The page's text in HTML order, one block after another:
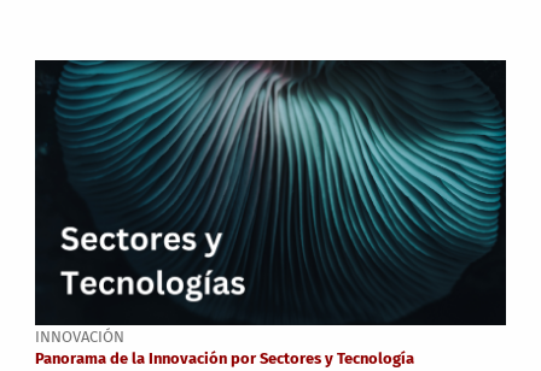
INNOVACIÓN
Panorama de la Innovación por Sectores y Tecnología